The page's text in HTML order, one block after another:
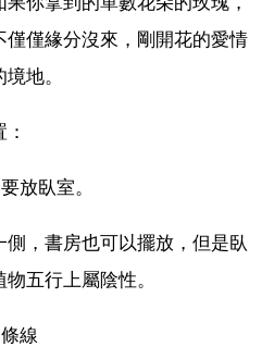
僅緣分沒來，剛開花的愛情
地。
放臥室。
，書房也可以擺放，但是臥
五行上屬陰性。
線